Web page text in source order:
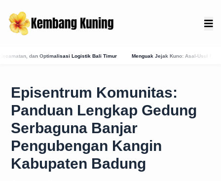
Bali Timur Menguak Jejak Kuno: Asal-Usul Mitologis dan Hubungan Awal Tabanan
Episentrum Komunitas:
Panduan Lengkap Gedung
Serbaguna Banjar
Pengubengan Kangin
Kabupaten Badung